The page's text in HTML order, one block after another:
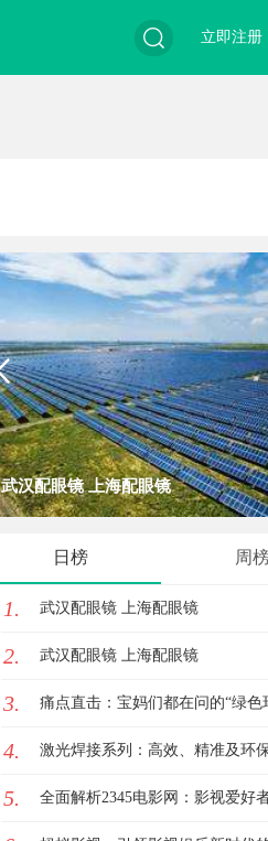
索
立即注册
武汉配眼镜 上海配眼镜
日榜 周
1. 武汉配眼镜 上海配眼镜
2. 武汉配眼镜 上海配眼镜
3. 痛点直击：宝妈们都在问的“绿色
婴纸巾”到底怎么选？
4. 激光焊接系列：高效、精准及环
解决方案
5. 全面解析2345电影网：影视爱好